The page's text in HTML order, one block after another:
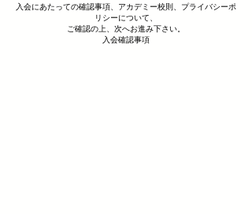
入会にあたっての確認事項、アカデミー校則、プライバシーポ
リシーについて、
ご確認の上、次へお進み下さい。
入会確認事項